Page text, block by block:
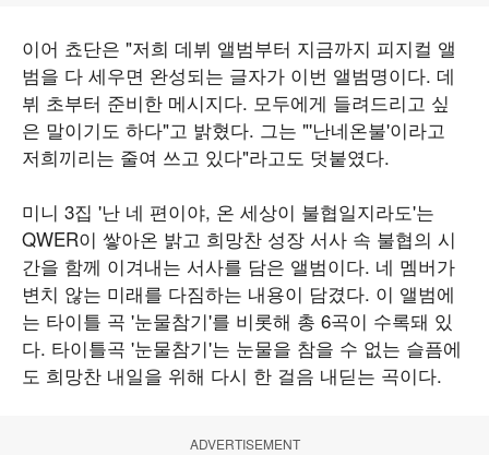
이어 쵸단은 "저희 데뷔 앨범부터 지금까지 피지컬 앨
범을 다 세우면 완성되는 글자가 이번 앨범명이다. 데
뷔 초부터 준비한 메시지다. 모두에게 들려드리고 싶
은 말이기도 하다"고 밝혔다. 그는 "'난네온불'이라고
저희끼리는 줄여 쓰고 있다"라고도 덧붙였다.
미니 3집 '난 네 편이야, 온 세상이 불협일지라도'는
QWER이 쌓아온 밝고 희망찬 성장 서사 속 불협의 시
간을 함께 이겨내는 서사를 담은 앨범이다. 네 멤버가
변치 않는 미래를 다짐하는 내용이 담겼다. 이 앨범에
는 타이틀 곡 '눈물참기'를 비롯해 총 6곡이 수록돼 있
다. 타이틀곡 '눈물참기'는 눈물을 참을 수 없는 슬픔에
도 희망찬 내일을 위해 다시 한 걸음 내딛는 곡이다.
ADVERTISEMENT